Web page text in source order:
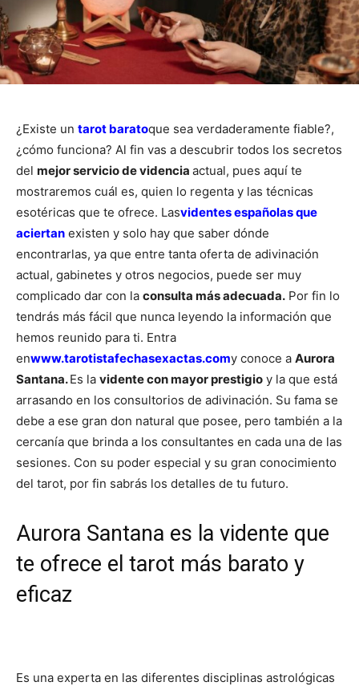
¿Existe un tarot baratoque sea verdaderamente fiable?,
¿cómo funciona? Al fin vas a descubrir todos los secretos
del mejor servicio de videncia actual, pues aquí te
mostraremos cuál es, quien lo regenta y las técnicas
esotéricas que te ofrece. Lasvidentes españolas que
aciertan existen y solo hay que saber dónde
encontrarlas, ya que entre tanta oferta de adivinación
actual, gabinetes y otros negocios, puede ser muy
complicado dar con la consulta más adecuada. Por fin lo
tendrás más fácil que nunca leyendo la información que
hemos reunido para ti. Entra
enwww.tarotistafechasexactas.comy conoce a Aurora
Santana.Es la vidente con mayor prestigio y la que está
arrasando en los consultorios de adivinación. Su fama se
debe a ese gran don natural que posee, pero también a la
cercanía que brinda a los consultantes en cada una de las
sesiones. Con su poder especial y su gran conocimiento
del tarot, por fin sabrás los detalles de tu futuro.
Aurora Santana es la vidente que
te ofrece el tarot más barato y
eficaz
Es una experta en las diferentes disciplinas astrológicas